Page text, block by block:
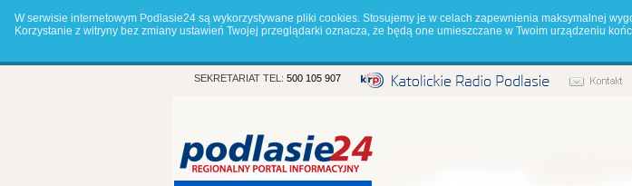
W serwisie internetowym Podlasie24 są wykorzystywane pliki cookies. Stosujemy je w celach zapewnienia maksymalnej
Korzystanie z witryny bez zmiany ustawień Twojej przeglądarki oznacza, że będą one umieszczane w Twoim urządzeniu
SEKRETARIAT TEL: 500 105 907